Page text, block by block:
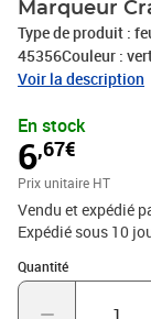
Marqueur
Type de produit :
45356Couleur :
par notre entrepot
Voir la description
En stock
6,67€
Prix unitaire HT
Vendu et expédié
Expédié sous 10
Quantité
Quantité : 1